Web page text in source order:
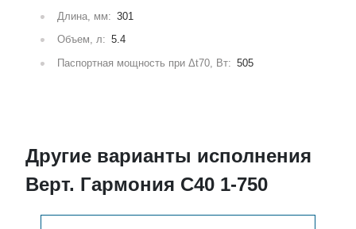
Длина, мм: 301
Объем, л: 5.4
Паспортная мощность при Δt70, Вт: 505
Другие варианты исполнения
Верт. Гармония С40 1-750